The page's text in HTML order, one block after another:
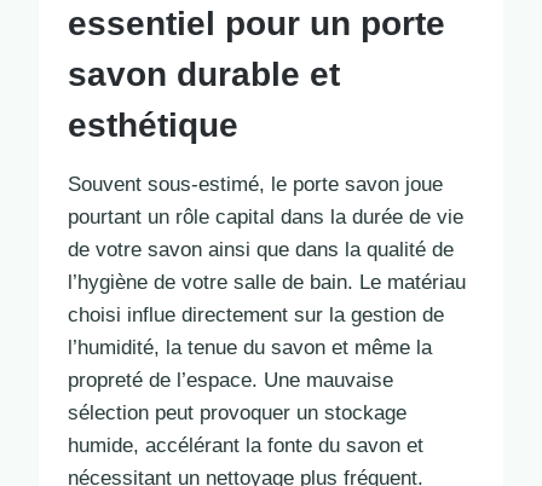
essentiel pour un porte
savon durable et
esthétique
Souvent sous-estimé, le porte savon joue
pourtant un rôle capital dans la durée de vie
de votre savon ainsi que dans la qualité de
l’hygiène de votre salle de bain. Le matériau
choisi influe directement sur la gestion de
l’humidité, la tenue du savon et même la
propreté de l’espace. Une mauvaise
sélection peut provoquer un stockage
humide, accélérant la fonte du savon et
nécessitant un nettoyage plus fréquent.